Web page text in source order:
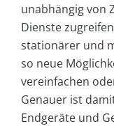
unabhängig von
Dienste
stationärer und
so neue
vereinfachen
Genauer ist
Endgeräte und